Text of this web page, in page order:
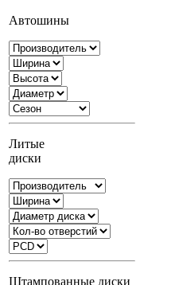
Автошины
Литые
диски
Штампованные диски